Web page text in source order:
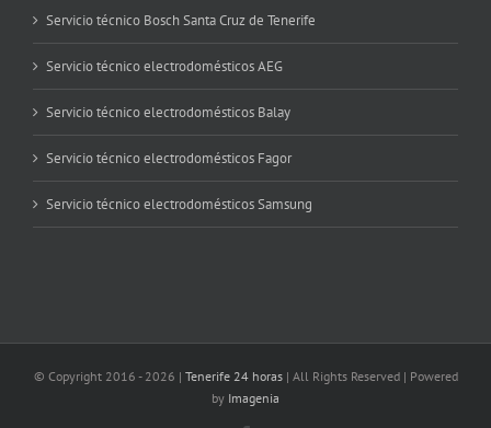
Servicio técnico Bosch Santa Cruz de Tenerife
Servicio técnico electrodomésticos AEG
Servicio técnico electrodomésticos Balay
Servicio técnico electrodomésticos Fagor
Servicio técnico electrodomésticos Samsung
© Copyright 2016 - 2026 | Tenerife 24 horas| All Rights Reserved | Powered
by Imagenia